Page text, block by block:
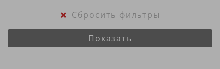
Показать
Сбросить фильтры